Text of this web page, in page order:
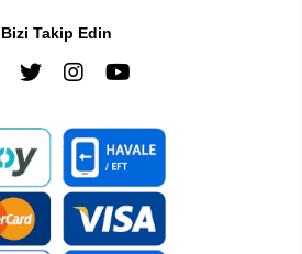
Bizi Takip Edin